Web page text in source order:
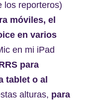
los reporteros)
móviles, el
en varios
en mi iPad
para
tablet o al
alturas, para